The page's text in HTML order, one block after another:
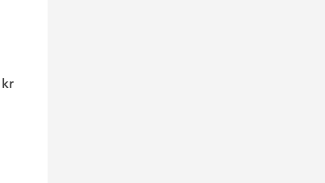
kr